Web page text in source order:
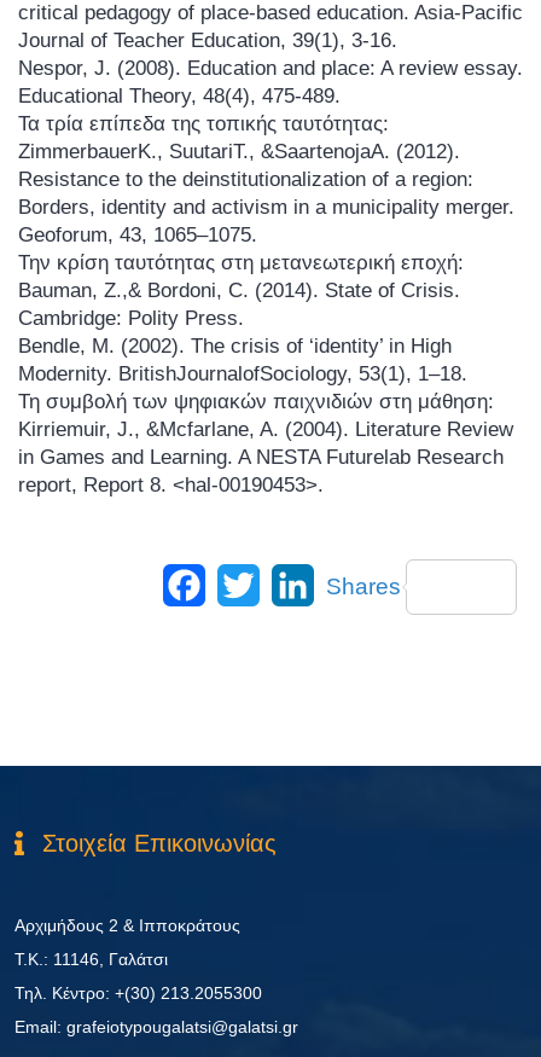
critical pedagogy of place-based education. Asia-Pacific
Journal of Teacher Education, 39(1), 3-16.
Nespor, J. (2008). Education and place: A review essay.
Educational Theory, 48(4), 475-489.
Τα τρία επίπεδα της τοπικής ταυτότητας:
ZimmerbauerK., SuutariT., &SaartenojaA. (2012).
Resistance to the deinstitutionalization of a region:
Borders, identity and activism in a municipality merger.
Geoforum, 43, 1065–1075.
Την κρίση ταυτότητας στη μετανεωτερική εποχή:
Bauman, Z.,& Bordoni, C. (2014). State of Crisis.
Cambridge: Polity Press.
Bendle, M. (2002). The crisis of ‘identity’ in High
Modernity. BritishJournalofSociology, 53(1), 1–18.
Τη συμβολή των ψηφιακών παιχνιδιών στη μάθηση:
Kirriemuir, J., &Mcfarlane, A. (2004). Literature Review
in Games and Learning. A NESTA Futurelab Research
report, Report 8. <hal-00190453>.
Facebook
Twitter LinkedIn
Shares
Στοιχεία Επικοινωνίας
Αρχιμήδους 2 & Ιπποκράτους
Τ.Κ.: 11146, Γαλάτσι
Τηλ. Κέντρο: +(30) 213.2055300
Εmail: grafeiotypougalatsi@galatsi.gr